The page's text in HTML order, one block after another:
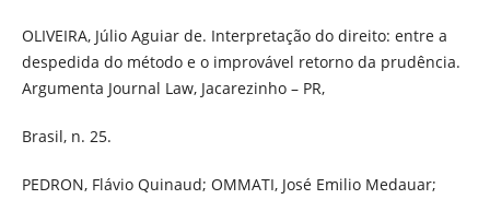
OLIVEIRA, Júlio Aguiar de. Interpretação do direito: entre a
despedida do método e o improvável retorno da prudência.
Argumenta Journal Law, Jacarezinho – PR,
Brasil, n. 25.
PEDRON, Flávio Quinaud; OMMATI, José Emilio Medauar;